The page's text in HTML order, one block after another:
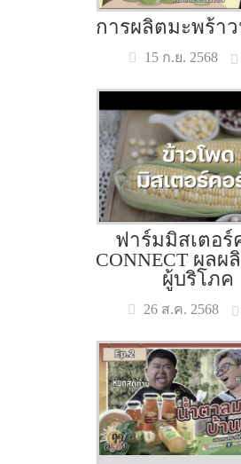
การผลิตมะพร้า
15 ก.ย. 2568
ฟาร์มมิสเตอร์
CONNECT ผลผ
ผู้บริโภค
26 ส.ค. 2568